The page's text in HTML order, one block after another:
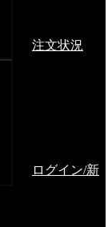
注文状況
ログイン/新